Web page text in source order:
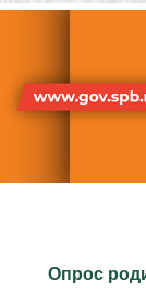
Опрос